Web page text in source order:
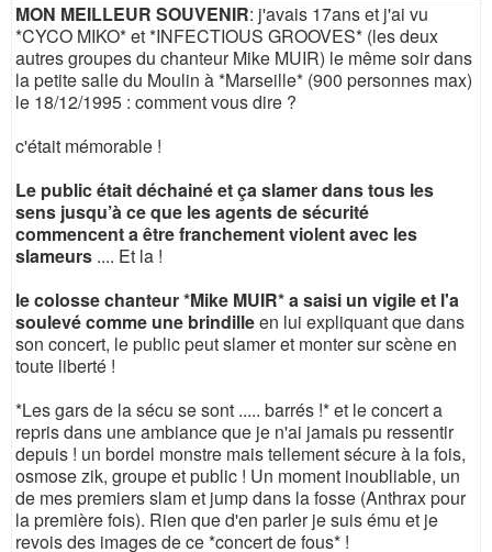
MON MEILLEUR SOUVENIR: j'avais 17ans et j'ai vu
*CYCO MIKO* et *INFECTIOUS GROOVES* (les deux
autres groupes du chanteur Mike MUIR) le même soir dans
la petite salle du Moulin à *Marseille* (900 personnes max)
le 18/12/1995 : comment vous dire ?
c'était mémorable !
Le public était déchainé et ça slamer dans tous les
sens jusqu’à ce que les agents de sécurité
commencent a être franchement violent avec les
slameurs .... Et la !
le colosse chanteur *Mike MUIR* a saisi un vigile et l'a
soulevé comme une brindilleen lui expliquant que dans
son concert, le public peut slamer et monter sur scène en
toute liberté !
*Les gars de la sécu se sont ..... barrés !* et le concert a
repris dans une ambiance que je n'ai jamais pu ressentir
depuis ! un bordel monstre mais tellement sécure à la fois,
osmose zik, groupe et public ! Un moment inoubliable, un
de mes premiers slam et jump dans la fosse (Anthrax pour
la première fois). Rien que d'en parler je suis ému et je
revois des images de ce *concert de fous* !